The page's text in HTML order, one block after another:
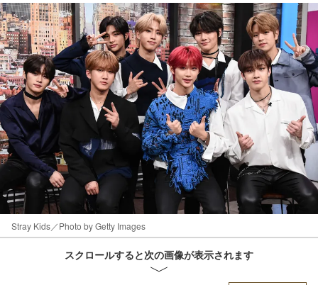
Stray Kids／Photo by Getty Images
スクロールすると次の画像が表示されます